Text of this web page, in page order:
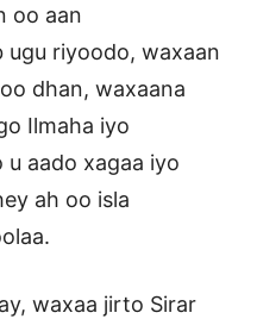
oo aan
ugu riyoodo, waxaan
dhan, waxaana
Ilmaha iyo
u aado xagaa iyo
ah oo isla
waxaa jirto Sirar